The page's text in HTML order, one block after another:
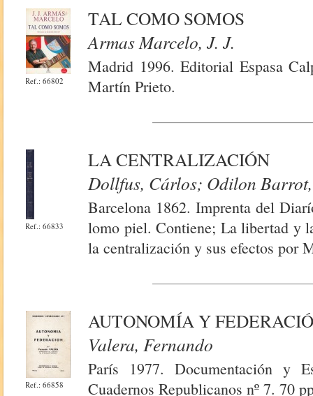
Ref.: 66802
TAL COMO SOMOS
Armas Marcelo, J. J.
Madrid 1996. Editorial Espasa
Martín Prieto.
Ref.: 66833
LA CENTRALIZACIÓN
Dollfus, Cárlos; Odilon
Barcelona 1862. Imprenta del
lomo piel. Contiene; La libertad y
la centralización y sus efectos por
Ref.: 66858
AUTONOMÍA Y
Valera, Fernando
París 1977. Documentación y
Cuadernos Republicanos nº 7. 70